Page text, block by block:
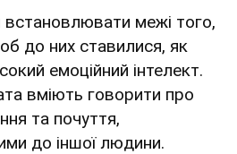
встановлювати межі того,
до них ставилися, як
емоційний інтелект.
вміють говорити про
та почуття,
до іншої людини.